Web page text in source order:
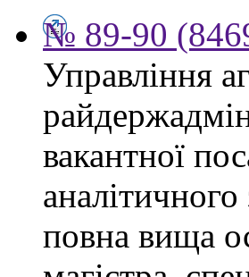
№ 89-90
Управління
вакантної
повна вища